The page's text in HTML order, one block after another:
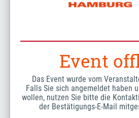
Event
Das Event wurde vom
Falls Sie sich angemeldet haben
wollen, nutzen Sie bitte die
der Bestätigungs-E-Mail